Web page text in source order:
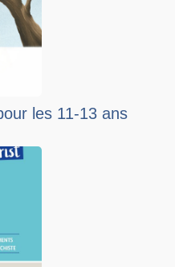
les 11-13 ans